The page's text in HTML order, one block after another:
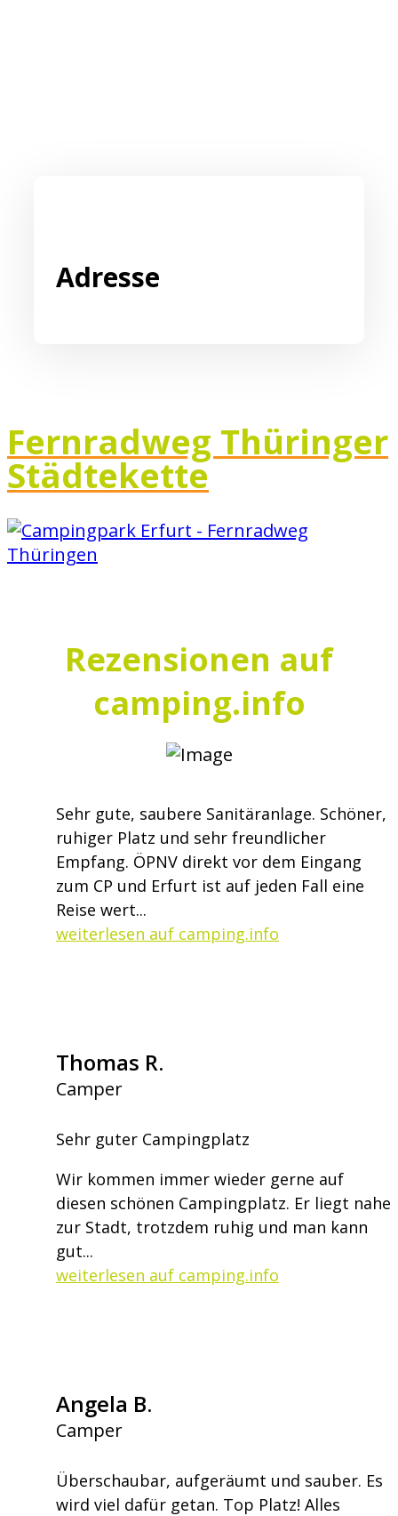
Adresse
Fernradweg Thüringer
Städtekette
Rezensionen auf
camping.info
Sehr gute, saubere Sanitäranlage. Schöner,
ruhiger Platz und sehr freundlicher
Empfang. ÖPNV direkt vor dem Eingang
zum CP und Erfurt ist auf jeden Fall eine
Reise wert...
weiterlesen auf camping.info
Thomas R.
Camper
Sehr guter Campingplatz
Wir kommen immer wieder gerne auf
diesen schönen Campingplatz. Er liegt nahe
zur Stadt, trotzdem ruhig und man kann
gut...
weiterlesen auf camping.info
Angela B.
Camper
Überschaubar, aufgeräumt und sauber. Es
wird viel dafür getan. Top Platz! Alles